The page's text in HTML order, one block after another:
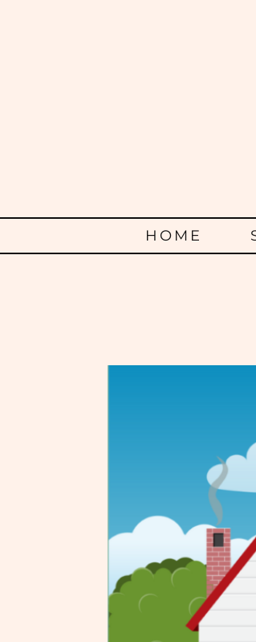
Principal
HOME